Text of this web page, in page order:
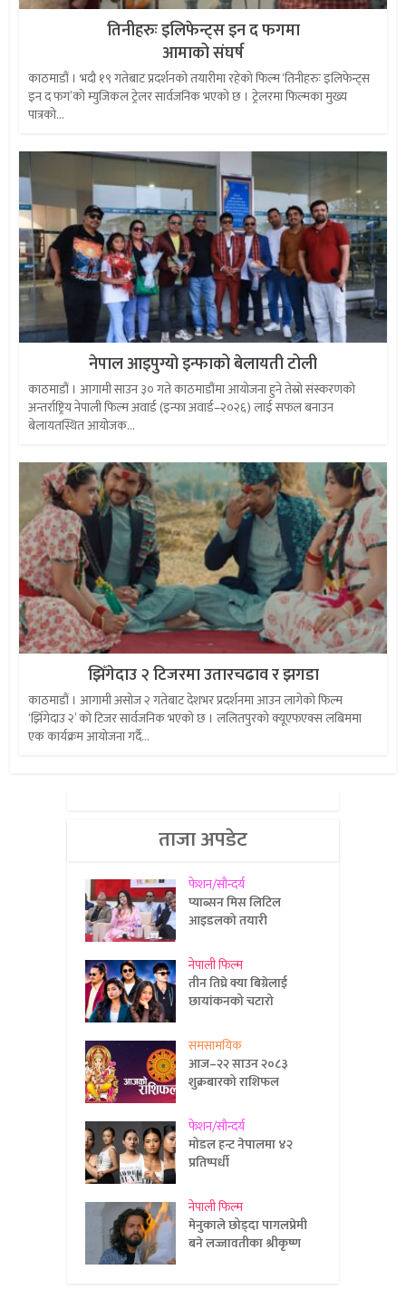
तिनीहरुः इलिफेन्ट्स इन द फगमा
आमाको संघर्ष
काठमाडौं । भदौ १९ गतेबाट प्रदर्शनको तयारीमा रहेको फिल्म ‘तिनीहरुः इलिफेन्ट्स
इन द फग’को म्युजिकल ट्रेलर सार्वजनिक भएको छ । ट्रेलरमा फिल्मका मुख्य
पात्रको...
नेपाल आइपुग्यो इन्फाको बेलायती टोली
काठमाडौं । आगामी साउन ३० गते काठमाडौंमा आयोजना हुने तेस्रो संस्करणको
अन्तर्राष्ट्रिय नेपाली फिल्म अवार्ड (इन्फा अवार्ड–२०२६) लाई सफल बनाउन
बेलायतस्थित आयोजक...
झिँगेदाउ २ टिजरमा उतारचढाव र झगडा
काठमाडौं । आगामी असोज २ गतेबाट देशभर प्रदर्शनमा आउन लागेको फिल्म
‘झिँगेदाउ २’ को टिजर सार्वजनिक भएको छ । ललितपुरको क्यूएफएक्स लबिममा
एक कार्यक्रम आयोजना गर्दै...
ताजा अपडेट
फेशन/सौन्दर्य
प्याब्सन मिस लिटिल
आइडलको तयारी
नेपाली फिल्म
तीन तिघ्रे क्या बिग्रेलाई
छायांकनको चटारो
समसामयिक
आज–२२ साउन २०८३
शुक्रबारको राशिफल
फेशन/सौन्दर्य
मोडल हन्ट नेपालमा ४२
प्रतिष्पर्धी
नेपाली फिल्म
मेनुकाले छोड्दा पागलप्रेमी
बने लज्जावतीका श्रीकृष्ण